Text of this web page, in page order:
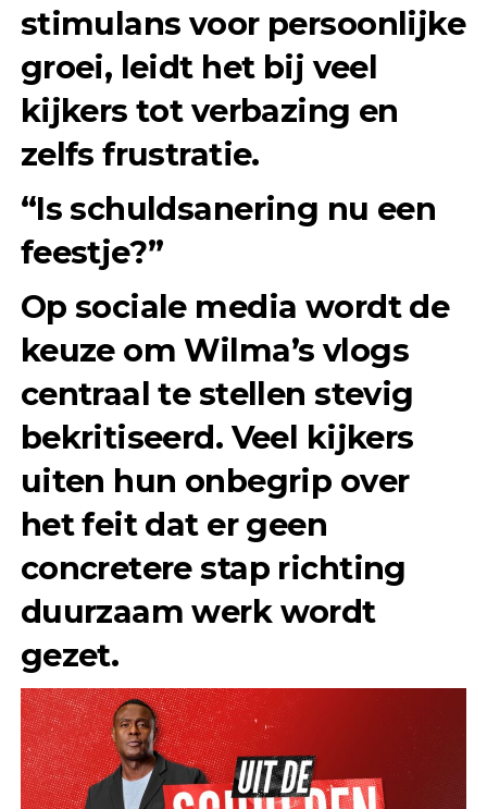
stimulans voor persoonlijke
groei, leidt het bij veel
kijkers tot verbazing en
zelfs frustratie.
“Is schuldsanering nu een
feestje?”
Op sociale media wordt de
keuze om Wilma’s vlogs
centraal te stellen stevig
bekritiseerd. Veel kijkers
uiten hun onbegrip over
het feit dat er geen
concretere stap richting
duurzaam werk wordt
gezet.